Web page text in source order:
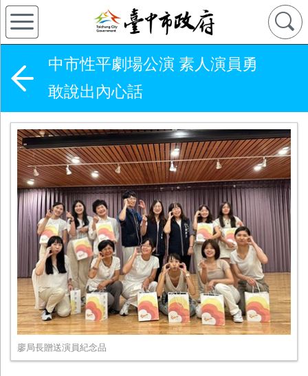
中市性平劇場公演 素人演員勇
敢說出內心話
廖局長贈送演員紀念品